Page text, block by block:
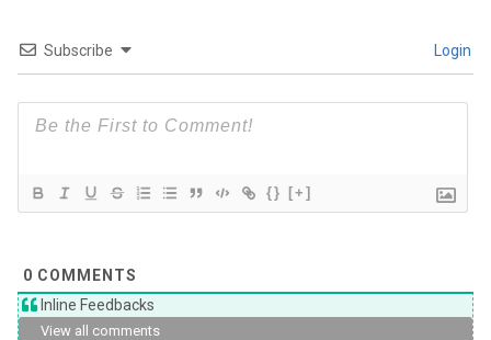
Subscribe Login
{} [+]
0 COMMENTS
Inline Feedbacks
View all comments